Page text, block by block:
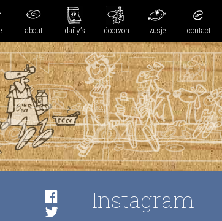
about daily’s doorzon zusje contact
Instagram